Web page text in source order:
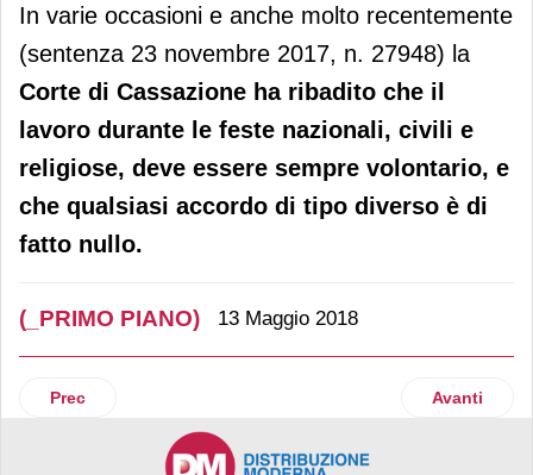
In varie occasioni e anche molto recentemente
(sentenza 23 novembre 2017, n. 27948) la
Corte di Cassazione ha ribadito che il
lavoro durante le feste nazionali, civili e
religiose, deve essere sempre volontario, e
che qualsiasi accordo di tipo diverso è di
fatto nullo.
(_PRIMO PIANO) 13 Maggio 2018
Articolo precedente: Nielsen fotografa la rivoluzione nel
Prec Articolo
Avanti